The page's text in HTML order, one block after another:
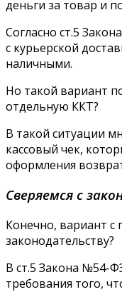
деньги за товар и
Согласно ст.5
с курьерской
наличными.
Но такой вариант
отдельную ККТ?
В такой ситуации
кассовый чек,
оформления
Сверяемся с
Конечно, вариант с
законодательству?
В ст.5 Закона №54-
требования того,